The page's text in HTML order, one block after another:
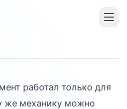
MaxGate
работал только для
же механику можно